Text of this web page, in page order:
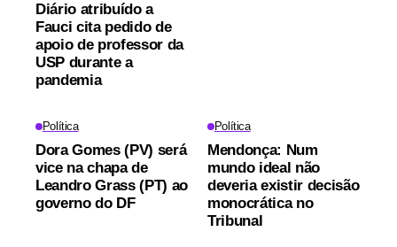
Diário atribuído a
Fauci cita pedido de
apoio de professor da
USP durante a
pandemia
Política
Dora Gomes (PV) será
vice na chapa de
Leandro Grass (PT) ao
governo do DF
Política
Mendonça: Num
mundo ideal não
deveria existir decisão
monocrática no
Tribunal